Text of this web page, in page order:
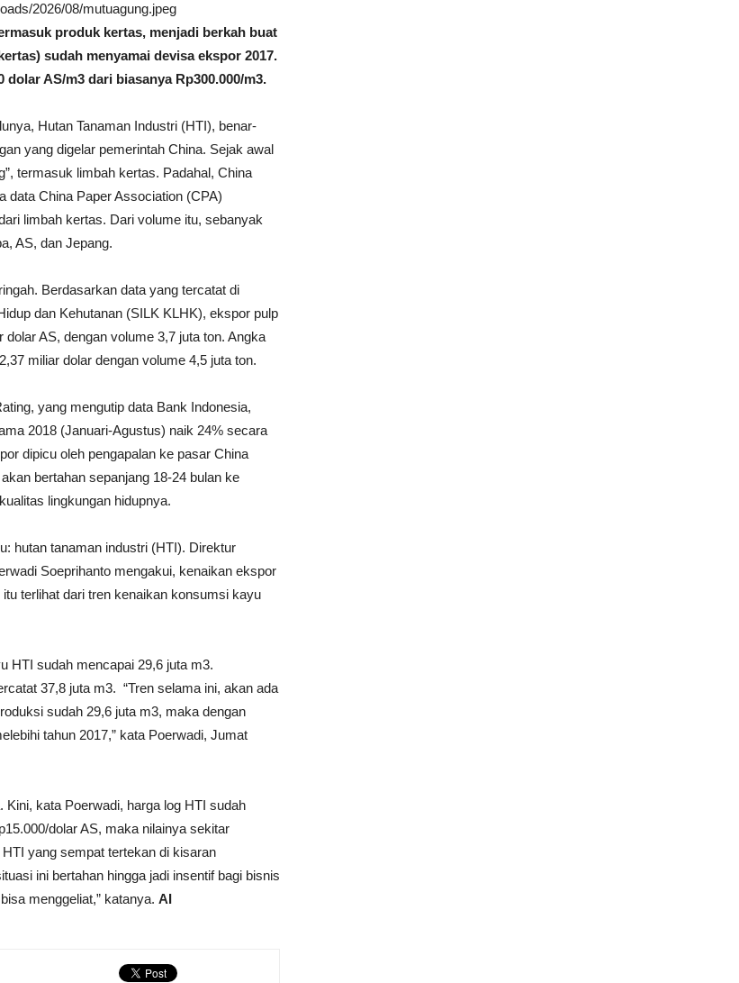
2026/08/mutuagung.jpeg
produk kertas, menjadi berkah buat
sudah menyamai devisa ekspor 2017.
AS/m3 dari biasanya Rp300.000/m3.
Hutan Tanaman Industri (HTI), benar-
yang digelar pemerintah China. Sejak awal
termasuk limbah kertas. Padahal, China
data China Paper Association (CPA)
limbah kertas. Dari volume itu, sebanyak
AS, dan Jepang.
Berdasarkan data yang tercatat di
dan Kehutanan (SILK KLHK), ekspor pulp
AS, dengan volume 3,7 juta ton. Angka
miliar dolar dengan volume 4,5 juta ton.
yang mengutip data Bank Indonesia,
2018 (Januari-Agustus) naik 24% secara
dipicu oleh pengapalan ke pasar China
bertahan sepanjang 18-24 bulan ke
lingkungan hidupnya.
hutan tanaman industri (HTI). Direktur
Soeprihanto mengakui, kenaikan ekspor
terlihat dari tren kenaikan konsumsi kayu
HTI sudah mencapai 29,6 juta m3.
37,8 juta m3. “Tren selama ini, akan ada
sudah 29,6 juta m3, maka dengan
tahun 2017,” kata Poerwadi, Jumat
kata Poerwadi, harga log HTI sudah
dolar AS, maka nilainya sekitar
yang sempat tertekan di kisaran
ini bertahan hingga jadi insentif bagi bisnis
menggeliat,” katanya. AI